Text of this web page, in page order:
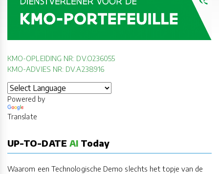
KMO-OPLEIDING NR: DV.O236055
KMO-ADVIES NR: DV.A238916
Powered by
Translate
UP-TO-DATE AI Today
Waarom een Technologische Demo slechts het topje van de